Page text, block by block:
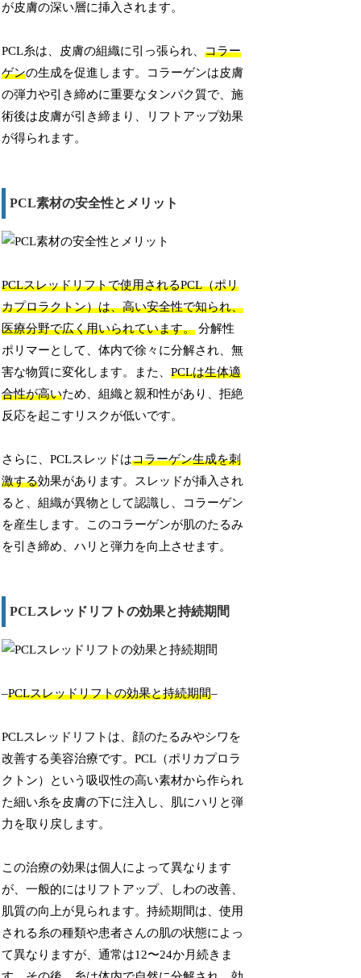
が皮膚の深い層に挿入されます。
PCL糸は、皮膚の組織に引っ張られ、コラー
ゲンの生成を促進します。コラーゲンは皮膚
の弾力や引き締めに重要なタンパク質で、施
術後は皮膚が引き締まり、リフトアップ効果
が得られます。
PCL素材の安全性とメリット
PCLスレッドリフトで使用されるPCL（ポリ
カプロラクトン）は、高い安全性で知られ、
医療分野で広く用いられています。 分解性
ポリマーとして、体内で徐々に分解され、無
害な物質に変化します。また、PCLは生体適
合性が高いため、組織と親和性があり、拒絶
反応を起こすリスクが低いです。
さらに、PCLスレッドはコラーゲン生成を刺
激する効果があります。スレッドが挿入され
ると、組織が異物として認識し、コラーゲン
を産生します。このコラーゲンが肌のたるみ
を引き締め、ハリと弾力を向上させます。
PCLスレッドリフトの効果と持続期間
–PCLスレッドリフトの効果と持続期間–
PCLスレッドリフトは、顔のたるみやシワを
改善する美容治療です。PCL（ポリカプロラ
クトン）という吸収性の高い素材から作られ
た細い糸を皮膚の下に注入し、肌にハリと弾
力を取り戻します。
この治療の効果は個人によって異なります
が、一般的にはリフトアップ、しわの改善、
肌質の向上が見られます。持続期間は、使用
される糸の種類や患者さんの肌の状態によっ
て異なりますが、通常は12〜24か月続きま